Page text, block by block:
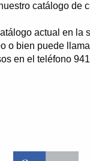
catálogo de
actual en la
o bien puede
en el teléfono